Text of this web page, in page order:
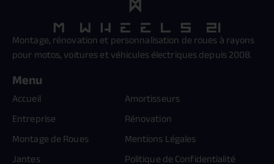
Montage, rénovation et personnalisation de roues à rayons
pour motos, voitures et véhicules électriques depuis 2008.
Menu
Accueil
Entreprise
Montage de Roues
Jantes
Amortisseurs
Rénovation
Mentions Légales
Politique de Confidentialité